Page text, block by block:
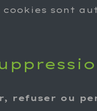
sont
refuser ou